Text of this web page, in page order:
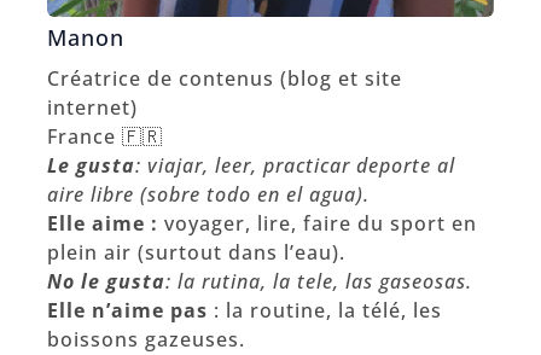
Manon
Créatrice de contenus (blog et site
internet)
France 🇫🇷
Le gusta: viajar, leer, practicar deporte al
aire libre (sobre todo en el agua).
Elle aime :voyager, lire, faire du sport en
plein air (surtout dans l’eau).
No le gusta: la rutina, la tele, las gaseosas.
Elle n’aime pas : la routine, la télé, les
boissons gazeuses.